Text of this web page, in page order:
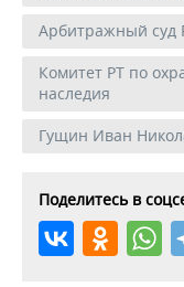
Арбитражный суд
Комитет РТ по
наследия
Гущин Иван
Поделитесь в